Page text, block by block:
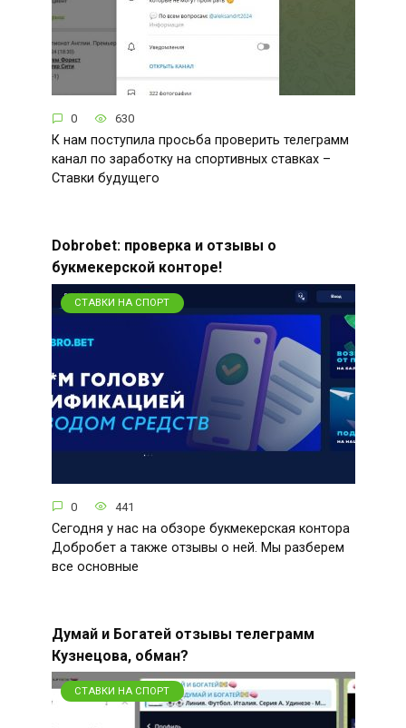
0 630
К нам поступила просьба проверить телеграмм
канал по заработку на спортивных ставках –
Ставки будущего
Dobrobet: проверка и отзывы о
букмекерской конторе!
СТАВКИ НА СПОРТ
0 441
Сегодня у нас на обзоре букмекерская контора
Добробет а также отзывы о ней. Мы разберем
все основные
Думай и Богатей отзывы телеграмм
Кузнецова, обман?
СТАВКИ НА СПОРТ